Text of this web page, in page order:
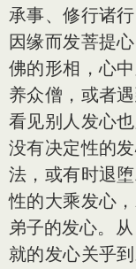
承事、修行诸
因缘而发菩提
佛的形相，心
养众僧，或者
看见别人发心
没有决定性的
法，或有时退
性的大乘发心
弟子的发心。
就的发心关乎